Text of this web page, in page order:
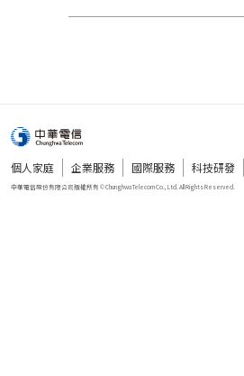
個人家庭 企業服務 國際服務 科技研發